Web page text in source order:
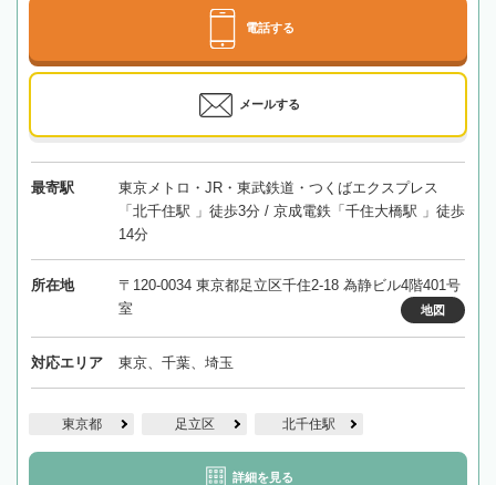
電話する
メールする
最寄駅
東京メトロ・JR・東武鉄道・つくばエクスプレス
「北千住駅 」徒歩3分 / 京成電鉄「千住大橋駅 」徒歩
14分
所在地
〒120-0034 東京都足立区千住2-18 為静ビル4階401号
室
地図
対応エリア 東京、千葉、埼玉
東京都 足立区 北千住駅
詳細を見る